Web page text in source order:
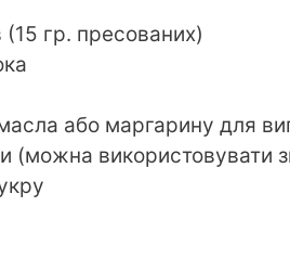
гр. пресованих)
або маргарину для
(можна використовувати